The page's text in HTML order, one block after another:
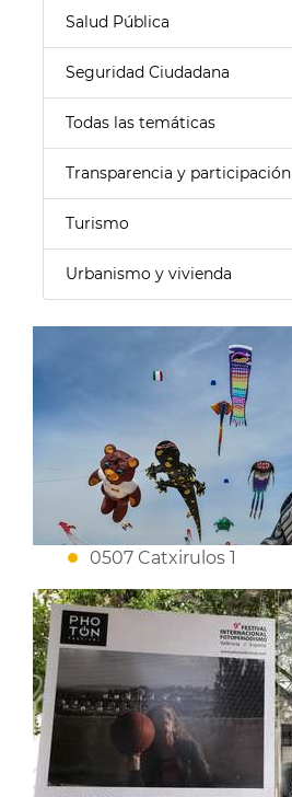
Salud Pública
Seguridad Ciudadana
Todas las temáticas
Transparencia y participación
Turismo
Urbanismo y vivienda
0507 Catxirulos 1